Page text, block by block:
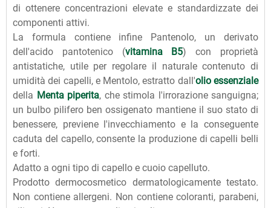
di ottenere concentrazioni elevate e standardizzate dei
componenti attivi.
La formula contiene infine Pantenolo, un derivato
dell'acido pantotenico (vitamina B5) con proprietà
antistatiche, utile per regolare il naturale contenuto di
umidità dei capelli, e Mentolo, estratto dall'olio essenziale
della Menta piperita, che stimola l'irrorazione sanguigna;
un bulbo pilifero ben ossigenato mantiene il suo stato di
benessere, previene l'invecchiamento e la conseguente
caduta del capello, consente la produzione di capelli belli
e forti.
Adatto a ogni tipo di capello e cuoio capelluto.
Prodotto dermocosmetico dermatologicamente testato.
Non contiene allergeni. Non contiene coloranti, parabeni,